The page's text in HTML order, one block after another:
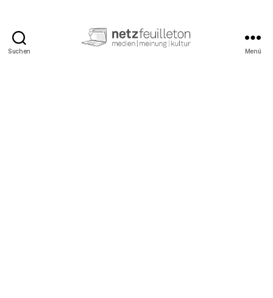
Suchen Menü